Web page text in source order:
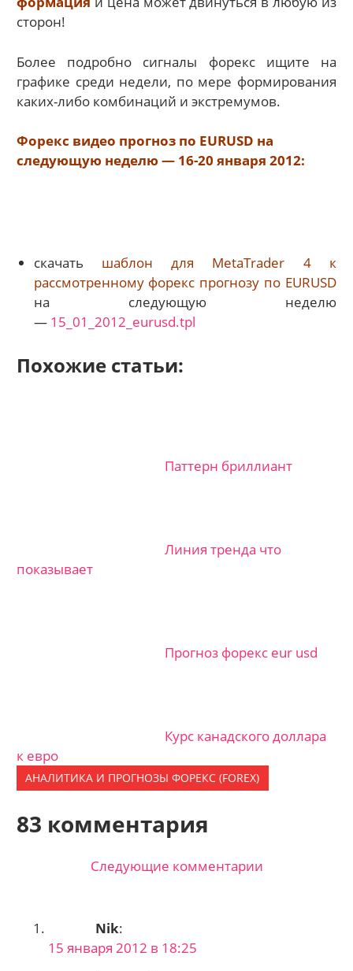
сторон!
Более подробно сигналы форекс ищите на
графике среди недели, по мере формирования
каких-либо комбинаций и экстремумов.
Форекс видео прогноз по EURUSD на
следующую неделю — 16-20 января 2012:
скачать шаблон для MetaTrader 4 к
рассмотренному форекс прогнозу по EURUSD
на следующую неделю
— 15_01_2012_eurusd.tpl
Похожие статьи:
Паттерн бриллиант
Линия тренда что
показывает
Прогноз форекс eur usd
Курс канадского доллара
к евро
АНАЛИТИКА И ПРОГНОЗЫ ФОРЕКС (FOREX)
83 комментария
по
комментариям
Следующие комментарии
Nik:
15 января 2012 в 18:25